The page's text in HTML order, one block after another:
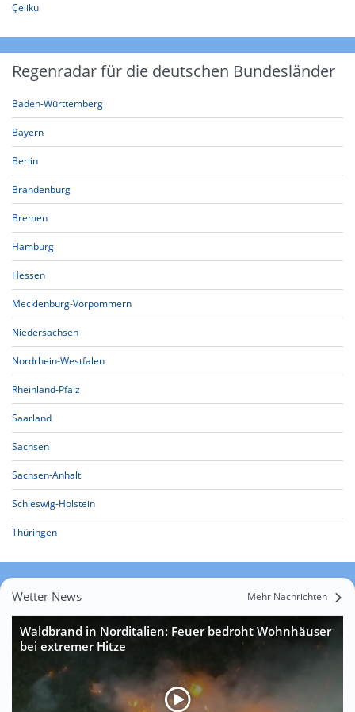
Çeliku
Regenradar für die deutschen Bundesländer
Baden-Württemberg
Bayern
Berlin
Brandenburg
Bremen
Hamburg
Hessen
Mecklenburg-Vorpommern
Niedersachsen
Nordrhein-Westfalen
Rheinland-Pfalz
Saarland
Sachsen
Sachsen-Anhalt
Schleswig-Holstein
Thüringen
Wetter News Mehr Nachrichten
Waldbrand in Norditalien: Feuer bedroht Wohnhäuser
bei extremer Hitze